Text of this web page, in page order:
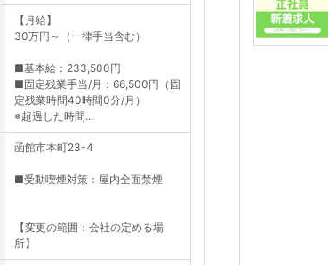
【月給】
30万円～（一律手当含む）
■基本給：233,500円
■固定残業手当/月：66,500円（固
定残業時間40時間0分/月）
※超過した時間...
函館市本町23-4
■受動喫煙対策：屋内全面禁煙
【変更の範囲：会社の定める場
所】